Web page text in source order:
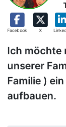
Facebook X
Ich möchte
unserer
Familie )
aufbauen.